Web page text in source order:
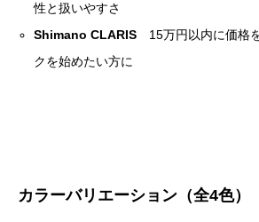
性と扱いやすさ
Shimano CLARIS 15万円以内に価格
クを始めたい方に
カラーバリエーション（全4色）